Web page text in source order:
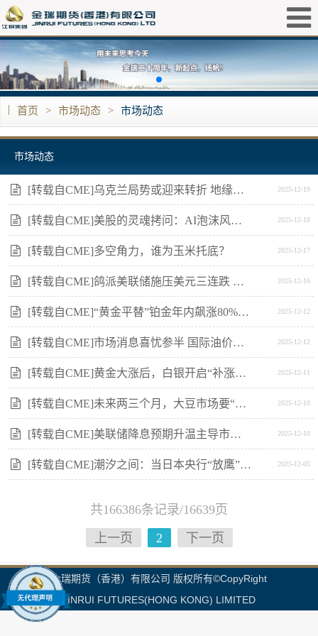
| 首页 > 市场动态 > 市场动态
市场动态
[转载自CME]乌克兰局势或迎来转折 地缘风险溢价消退导致油价大跌 2025-12-19
[转载自CME]美股的灵魂拷问：AI泡沫风险有多大？ 2025-12-18
[转载自CME]多空角力，谁为玉米托底？ 2025-12-17
[转载自CME]鸽派美联储施压美元三连跌 本周迎多国决议超级周 2025-12-16
[转载自CME]“黄金平替”铂金年内飙涨80%，谁在推动这场价值重估？ 2025-12-12
[转载自CME]市场消息喜忧参半 国际油价延续震荡走势 2025-12-12
[转载自CME]黄金大涨后，白银开启“补涨牛” ，金银比价修复有何玄机？ 2025-12-11
[转载自CME]未来两三个月，大豆市场要“变脸”？ 2025-12-10
[转载自CME]美联储降息预期升温主导市场 本周多国利率决议来袭 2025-12-10
[转载自CME]潮汐之间：当日本央行“放鹰”遇见美联储降息，美债走向何方？ 2025-12-05
共166386条记录/16639页
上一页
2 下一页
金瑞期货（香港）有限公司 版权所有©CopyRight
JINRUI FUTURES(HONG KONG) LIMITED